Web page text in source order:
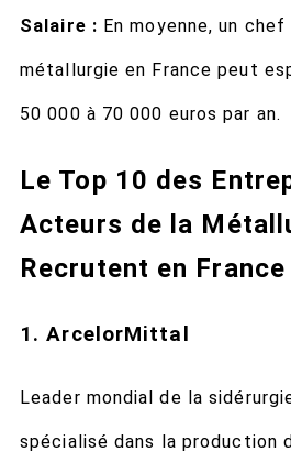
Salaire : En moyenne, un
métallurgie en France peut
50 000 à 70 000 euros par an.
Le Top 10 des
Acteurs de la
Recrutent en France
1. ArcelorMittal
Leader mondial de la
spécialisé dans la production